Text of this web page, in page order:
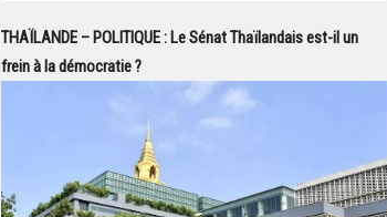
THAÏLANDE – POLITIQUE : Le Sénat Thaïlandais est-il un
frein à la démocratie ?